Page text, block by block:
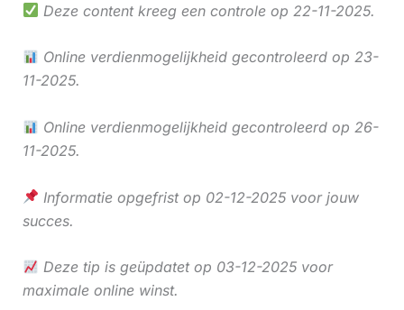
Deze content kreeg een controle op 22-11-2025.
Online verdienmogelijkheid gecontroleerd op 23-
11-2025.
Online verdienmogelijkheid gecontroleerd op 26-
11-2025.
Informatie opgefrist op 02-12-2025 voor jouw
succes.
Deze tip is geüpdatet op 03-12-2025 voor
maximale online winst.